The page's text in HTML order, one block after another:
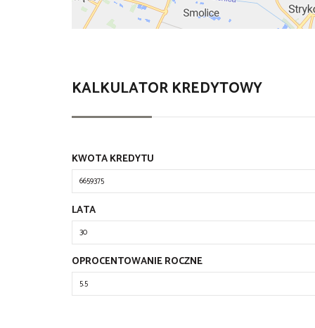
KALKULATOR KREDYTOWY
KWOTA KREDYTU
LATA
OPROCENTOWANIE ROCZNE